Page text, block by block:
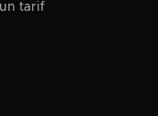
tarif